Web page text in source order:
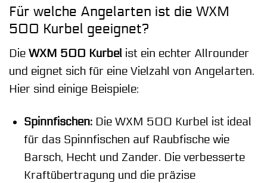
Für welche Angelarten ist die WXM
500 Kurbel geeignet?
Die WXM 500 Kurbel ist ein echter Allrounder
und eignet sich für eine Vielzahl von Angelarten.
Hier sind einige Beispiele:
Spinnfischen:Die WXM 500 Kurbel ist ideal
für das Spinnfischen auf Raubfische wie
Barsch, Hecht und Zander. Die verbesserte
Kraftübertragung und die präzise